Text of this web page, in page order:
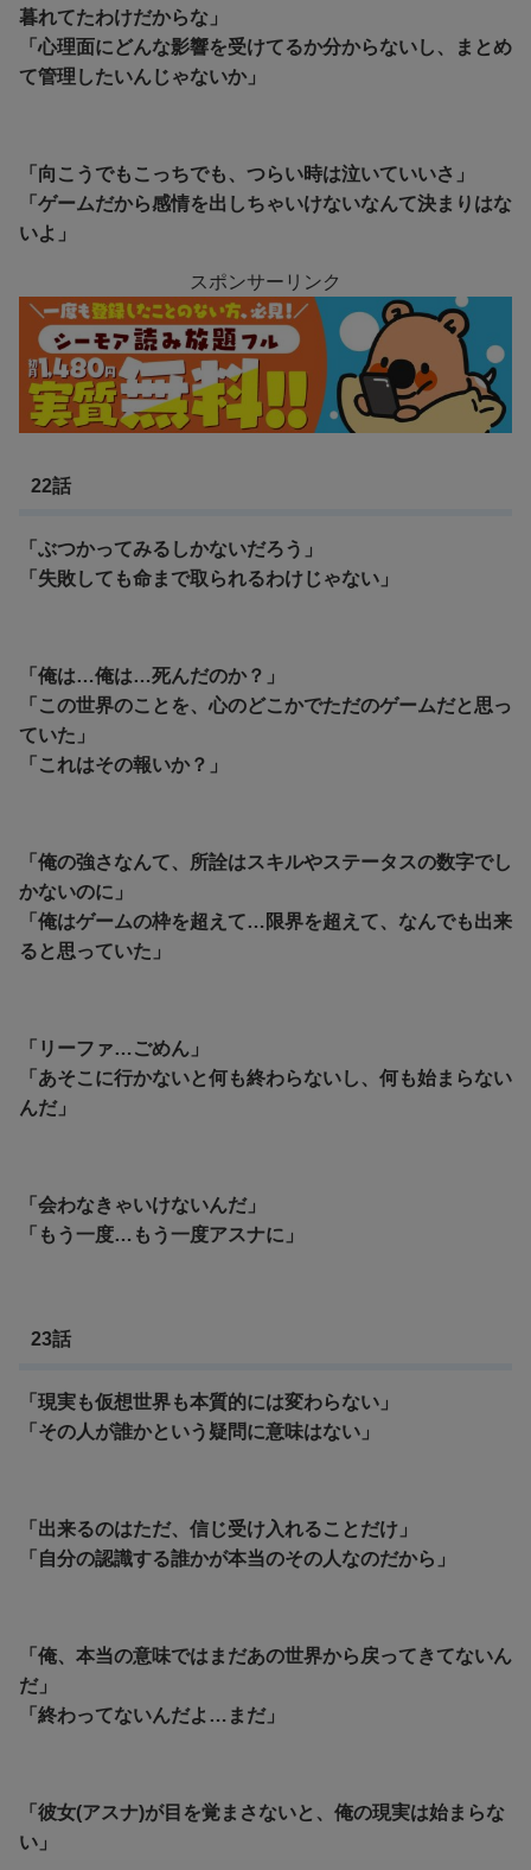
暮れてたわけだからな」
「心理面にどんな影響を受けてるか分からないし、まとめ
て管理したいんじゃないか」
「向こうでもこっちでも、つらい時は泣いていいさ」
「ゲームだから感情を出しちゃいけないなんて決まりはな
いよ」
スポンサーリンク
22話
「ぶつかってみるしかないだろう」
「失敗しても命まで取られるわけじゃない」
「俺は…俺は…死んだのか？」
「この世界のことを、心のどこかでただのゲームだと思っ
ていた」
「これはその報いか？」
「俺の強さなんて、所詮はスキルやステータスの数字でし
かないのに」
「俺はゲームの枠を超えて…限界を超えて、なんでも出来
ると思っていた」
「リーファ…ごめん」
「あそこに行かないと何も終わらないし、何も始まらない
んだ」
「 会わなきゃいけないんだ」
「もう一度…もう一度アスナに」
23話
「現実も仮想世界も本質的には変わらない」
「その人が誰かという疑問に意味はない」
「出来るのはただ、信じ受け入れることだけ」
「自分の認識する誰かが本当のその人なのだから」
「俺、本当の意味ではまだあの世界から戻ってきてないん
だ」
「終わってないんだよ…まだ」
「 彼女(アスナ)が目を覚まさないと、俺の現実は始まらな
い」